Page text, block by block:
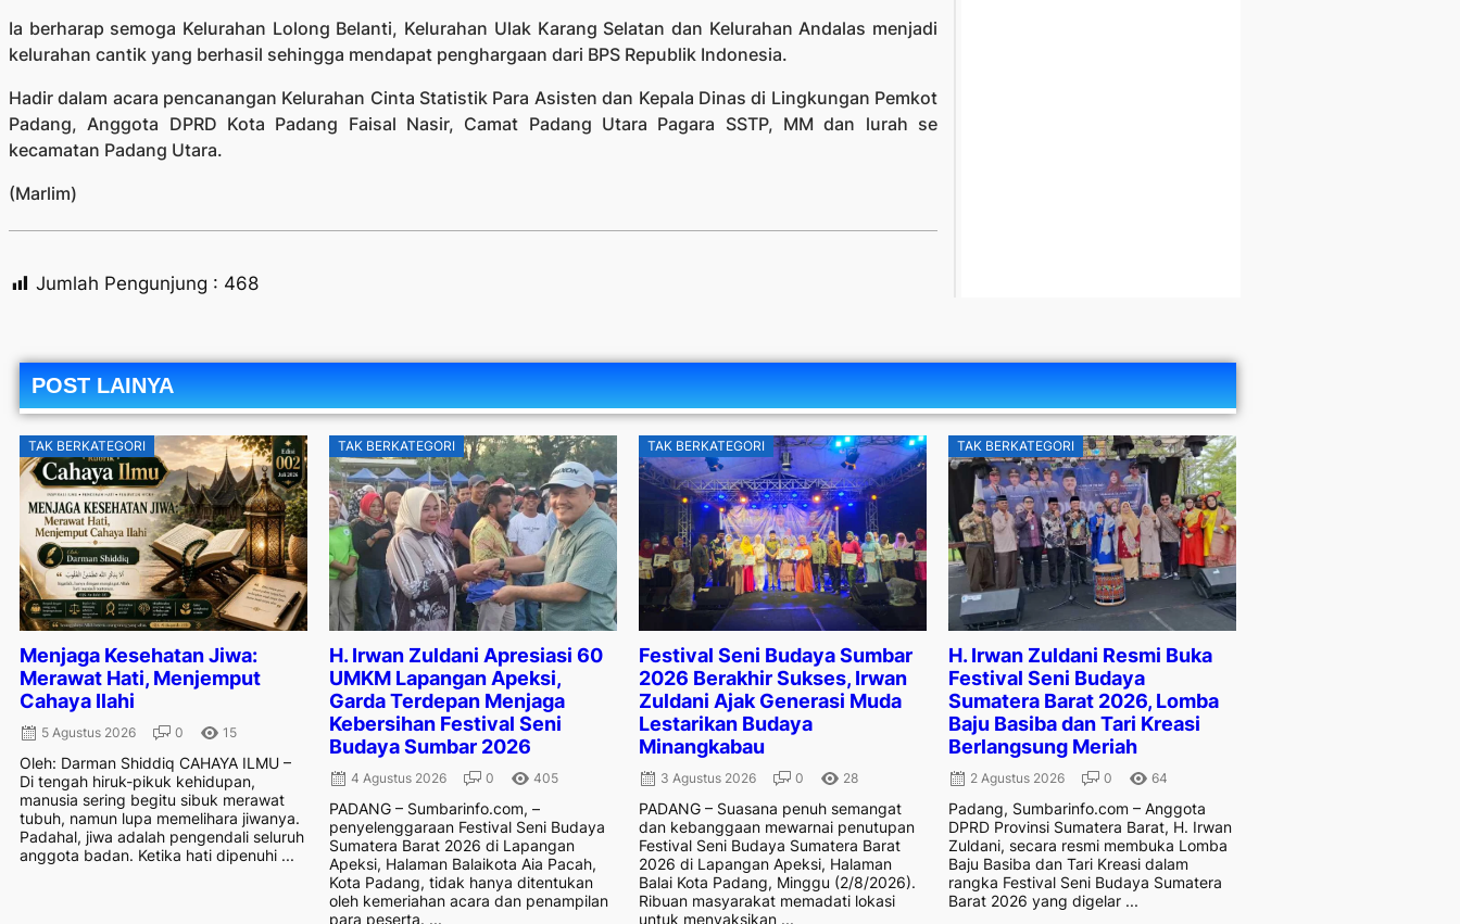
Ia berharap semoga Kelurahan Lolong Belanti, Kelurahan Ulak Karang Selatan dan Kelurahan Andalas menjadi
kelurahan cantik yang berhasil sehingga mendapat penghargaan dari BPS Republik Indonesia.
Hadir dalam acara pencanangan Kelurahan Cinta Statistik Para Asisten dan Kepala Dinas di Lingkungan Pemkot
Padang, Anggota DPRD Kota Padang Faisal Nasir, Camat Padang Utara Pagara SSTP, MM dan lurah se
kecamatan Padang Utara.
(Marlim)
Jumlah Pengunjung : 468
POST LAINYA
TAK BERKATEGORI
Menjaga Kesehatan Jiwa:
Merawat Hati, Menjemput
Cahaya Ilahi
5 Agustus 2026 0 15
Oleh: Darman Shiddiq CAHAYA ILMU –
Di tengah hiruk-pikuk kehidupan,
manusia sering begitu sibuk merawat
tubuh, namun lupa memelihara jiwanya.
Padahal, jiwa adalah pengendali seluruh
anggota badan. Ketika hati dipenuhi ...
TAK BERKATEGORI
H. Irwan Zuldani Apresiasi 60
UMKM Lapangan Apeksi,
Garda Terdepan Menjaga
Kebersihan Festival Seni
Budaya Sumbar 2026
4 Agustus 2026 0 405
PADANG – Sumbarinfo.com, –
penyelenggaraan Festival Seni Budaya
Sumatera Barat 2026 di Lapangan
Apeksi, Halaman Balaikota Aia Pacah,
Kota Padang, tidak hanya ditentukan
oleh kemeriahan acara dan penampilan
para peserta. ...
TAK BERKATEGORI
Festival Seni Budaya Sumbar
2026 Berakhir Sukses, Irwan
Zuldani Ajak Generasi Muda
Lestarikan Budaya
Minangkabau
3 Agustus 2026 0 28
PADANG – Suasana penuh semangat
dan kebanggaan mewarnai penutupan
Festival Seni Budaya Sumatera Barat
2026 di Lapangan Apeksi, Halaman
Balai Kota Padang, Minggu (2/8/2026).
Ribuan masyarakat memadati lokasi
untuk menyaksikan ...
TAK BERKATEGORI
H. Irwan Zuldani Resmi Buka
Festival Seni Budaya
Sumatera Barat 2026, Lomba
Baju Basiba dan Tari Kreasi
Berlangsung Meriah
2 Agustus 2026 0 64
Padang, Sumbarinfo.com – Anggota
DPRD Provinsi Sumatera Barat, H. Irwan
Zuldani, secara resmi membuka Lomba
Baju Basiba dan Tari Kreasi dalam
rangka Festival Seni Budaya Sumatera
Barat 2026 yang digelar ...